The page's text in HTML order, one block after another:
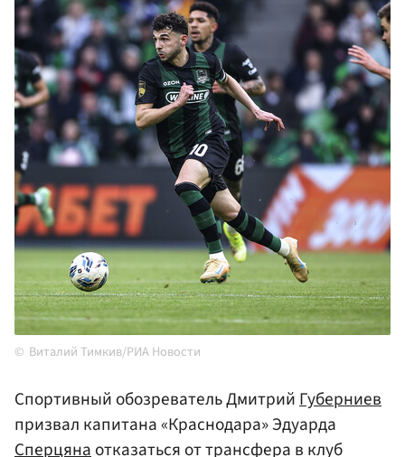
Виталий Тимкив/РИА Новости
Спортивный обозреватель ДмитрийГуберниев
призвал капитана «Краснодара» Эдуарда
Сперцянаотказаться от трансфера в клуб